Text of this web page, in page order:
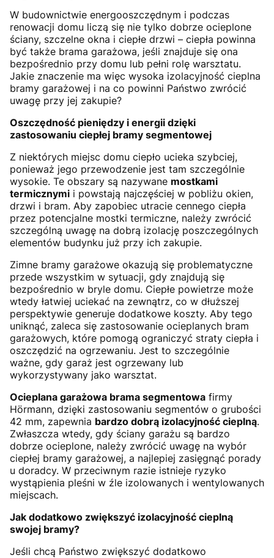
W budownictwie energooszczędnym i podczas
renowacji domu liczą się nie tylko dobrze ocieplone
ściany, szczelne okna i ciepłe drzwi – ciepła powinna
być także brama garażowa, jeśli znajduje się ona
bezpośrednio przy domu lub pełni rolę warsztatu.
Jakie znaczenie ma więc wysoka izolacyjność cieplna
bramy garażowej i na co powinni Państwo zwrócić
uwagę przy jej zakupie?
Oszczędność pieniędzy i energii dzięki
zastosowaniu ciepłej bramy segmentowej
Z niektórych miejsc domu ciepło ucieka szybciej,
ponieważ jego przewodzenie jest tam szczególnie
wysokie. Te obszary są nazywane mostkami
termicznymi i powstają najczęściej w pobliżu okien,
drzwi i bram. Aby zapobiec utracie cennego ciepła
przez potencjalne mostki termiczne, należy zwrócić
szczególną uwagę na dobrą izolację poszczególnych
elementów budynku już przy ich zakupie.
Zimne bramy garażowe okazują się problematyczne
przede wszystkim w sytuacji, gdy znajdują się
bezpośrednio w bryle domu. Ciepłe powietrze może
wtedy łatwiej uciekać na zewnątrz, co w dłuższej
perspektywie generuje dodatkowe koszty. Aby tego
uniknąć, zaleca się zastosowanie ocieplanych bram
garażowych, które pomogą ograniczyć straty ciepła i
oszczędzić na ogrzewaniu. Jest to szczególnie
ważne, gdy garaż jest ogrzewany lub
wykorzystywany jako warsztat.
Ocieplana garażowa brama segmentowa firmy
Hörmann, dzięki zastosowaniu segmentów o grubości
42 mm, zapewnia bardzo dobrą izolacyjność cieplną.
Zwłaszcza wtedy, gdy ściany garażu są bardzo
dobrze ocieplone, należy zwrócić uwagę na wybór
ciepłej bramy garażowej, a najlepiej zasięgnąć porady
u doradcy. W przeciwnym razie istnieje ryzyko
wystąpienia pleśni w źle izolowanych i wentylowanych
miejscach.
Jak dodatkowo zwiększyć izolacyjność cieplną
swojej bramy?
Jeśli chcą Państwo zwiększyć dodatkowo